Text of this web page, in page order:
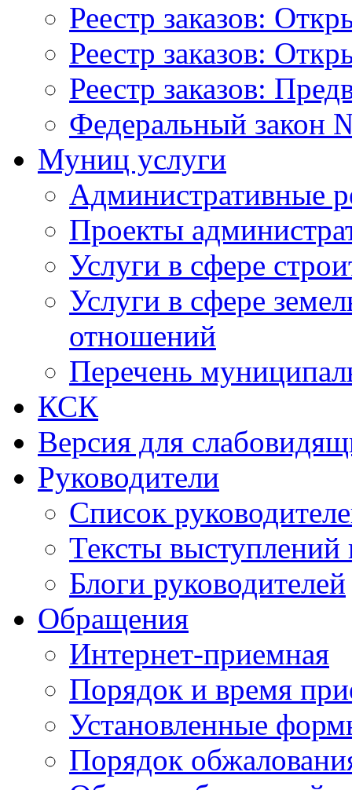
Реестр заказов:
Реестр заказов:
Реестр заказов:
Федеральный закон
Муниц услуги
Административные
Проекты
Услуги в сфере
Услуги в сфере
отношений
Перечень
КСК
Версия для
Руководители
Список
Тексты выступлений
Блоги руководителей
Обращения
Интернет-приемная
Порядок и время
Установленные
Порядок